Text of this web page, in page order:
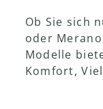
Ob Sie sich
oder
Modelle
Komfort,